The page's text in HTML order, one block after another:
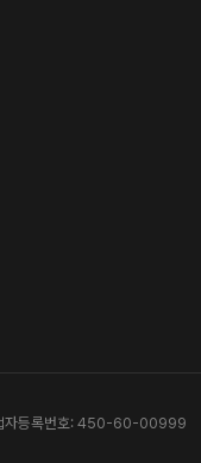
자등록번호: 450-60-00999